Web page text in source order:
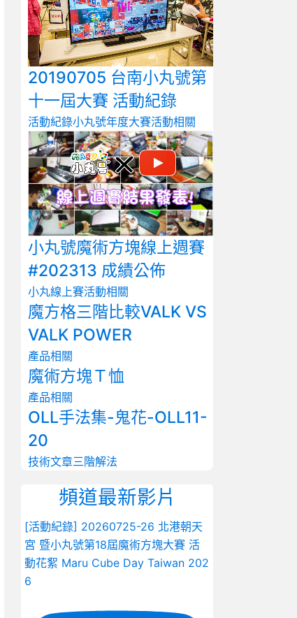
20190705 台南小丸號第
十一屆大賽 活動紀錄
活動紀錄小丸號年度大賽活動相關
小丸號魔術方塊線上週賽
#202313 成績公佈
小丸線上賽活動相關
魔方格三階比較VALK VS
VALK POWER
產品相關
魔術方塊Ｔ恤
產品相關
OLL手法集-鬼花-OLL11-
20
技術文章三階解法
頻道最新影片
[活動紀錄] 20260725-26 北港朝天
宮 暨小丸號第18屆魔術方塊大賽 活
動花絮 Maru Cube Day Taiwan 202
6